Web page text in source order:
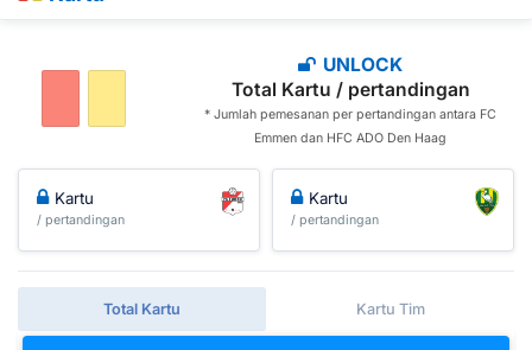
UNLOCK
Total Kartu / pertandingan
* Jumlah pemesanan per pertandingan antara FC
Emmen dan HFC ADO Den Haag
Kartu
/ pertandingan
Kartu
/ pertandingan
Total Kartu Kartu Tim